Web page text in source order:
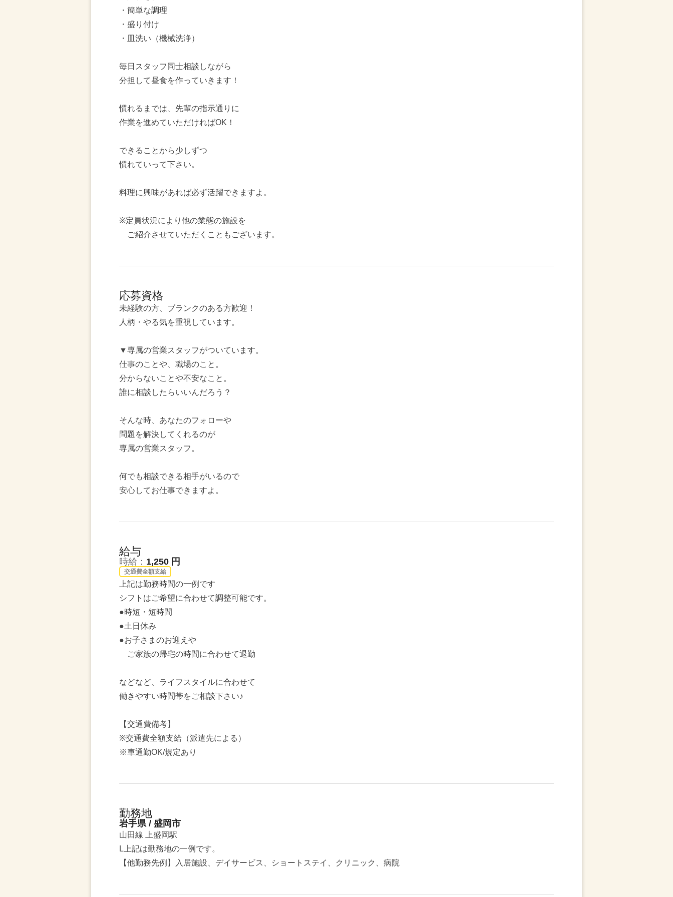
・簡単な調理
・盛り付け
・皿洗い（機械洗浄）
毎日スタッフ同士相談しながら
分担して昼食を作っていきます！
慣れるまでは、先輩の指示通りに
作業を進めていただければOK！
できることから少しずつ
慣れていって下さい。
料理に興味があれば必ず活躍できますよ。
※定員状況により他の業態の施設を
ご紹介させていただくこともございます。
応募資格
未経験の方、ブランクのある方歓迎！
人柄・やる気を重視しています。
▼専属の営業スタッフがついています。
仕事のことや、職場のこと。
分からないことや不安なこと。
誰に相談したらいいんだろう？
そんな時、あなたのフォローや
問題を解決してくれるのが
専属の営業スタッフ。
何でも相談できる相手がいるので
安心してお仕事できますよ。
給与
時給： 1,250 円
交通費全額支給
上記は勤務時間の一例です
シフトはご希望に合わせて調整可能です。
●時短・短時間
●土日休み
●お子さまのお迎えや
ご家族の帰宅の時間に合わせて退勤
などなど、ライフスタイルに合わせて
働きやすい時間帯をご相談下さい♪
【交通費備考】
※交通費全額支給（派遣先による）
※車通勤OK/規定あり
勤務地
岩手県 / 盛岡市
山田線 上盛岡駅
L上記は勤務地の一例です。
【他勤務先例】入居施設、デイサービス、ショートステイ、クリニック、病院